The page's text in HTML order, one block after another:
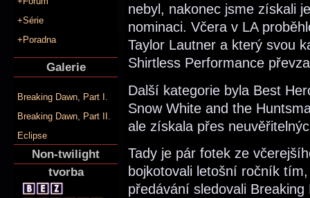
+Série
+Poradna
Galerie
Breaking Dawn, Part I.
Breaking Dawn, Part II.
Eclipse
Non-twilight
tvorba
nebyl, nakonec jsme získali
nominaci. Včera v LA
Taylor Lautner a který svou
Shirtless Performance
Další kategorie byla Best
Snow White and the
ale získala přes
Tady je pár fotek ze
bojkotovali letošní ročník
předávání sledovali